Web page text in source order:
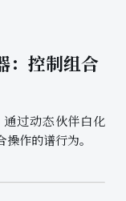
：控制组合
通过动态伙伴白化
作的谱行为。